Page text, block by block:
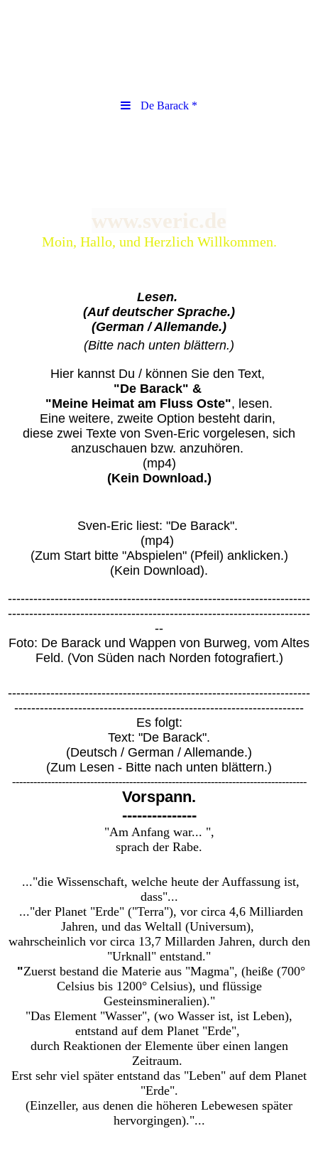
De Barack *
www.sveric.de
Moin, Hallo, und Herzlich Willkommen.
Lesen.
(Auf deutscher Sprache.)
(German / Allemande.)
(Bitte nach unten blättern.)
Hier kannst Du / können Sie den Text,
"De Barack" &
"Meine Heimat am Fluss Oste", lesen.
Eine weitere, zweite Option besteht darin,
diese zwei Texte von Sven-Eric vorgelesen, sich
anzuschauen bzw. anzuhören.
(mp4)
(Kein Download.)
Sven-Eric liest: "De Barack".
(mp4)
(Zum Start bitte "Abspielen" (Pfeil) anklicken.)
(Kein Download).
-----------------------------------------------------------------------
-----------------------------------------------------------------------
--
Foto: De Barack und Wappen von Burweg, vom Altes
Feld. (Von Süden nach Norden fotografiert.)
-----------------------------------------------------------------------
--------------------------------------------------------------------
Es folgt:
Text: "De Barack".
(Deutsch / German / Allemande.)
(Zum Lesen - Bitte nach unten blättern.)
-----------------------------------------------------------------------------------
Vorspann.
---------------
"Am Anfang war... ",
sprach der Rabe.
..."die Wissenschaft, welche heute der Auffassung ist,
dass"...
..."der Planet "Erde" ("Terra"), vor circa 4,6 Milliarden
Jahren, und das Weltall (Universum),
wahrscheinlich vor circa 13,7 Millarden Jahren, durch den
"Urknall" entstand."
"Zuerst bestand die Materie aus "Magma", (heiße (700°
Celsius bis 1200° Celsius), und flüssige
Gesteinsmineralien)."
"Das Element "Wasser", (wo Wasser ist, ist Leben),
entstand auf dem Planet "Erde",
durch Reaktionen der Elemente über einen langen
Zeitraum.
Erst sehr viel später entstand das "Leben" auf dem Planet
"Erde".
(Einzeller, aus denen die höheren Lebewesen später
hervorgingen)."...